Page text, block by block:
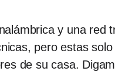
y una red
pero estas
de su casa.